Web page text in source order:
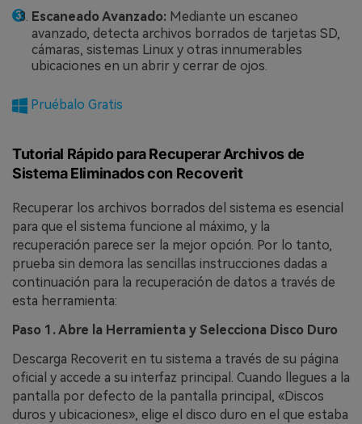
Escaneado Avanzado: Mediante un escaneo
avanzado, detecta archivos borrados de tarjetas SD,
cámaras, sistemas Linux y otras innumerables
ubicaciones en un abrir y cerrar de ojos.
Pruébalo Gratis
Tutorial Rápido para Recuperar Archivos de
Sistema Eliminados con Recoverit
Recuperar los archivos borrados del sistema es esencial
para que el sistema funcione al máximo, y la
recuperación parece ser la mejor opción. Por lo tanto,
prueba sin demora las sencillas instrucciones dadas a
continuación para la recuperación de datos a través de
esta herramienta:
Paso 1. Abre la Herramienta y Selecciona Disco Duro
Descarga Recoverit en tu sistema a través de su página
oficial y accede a su interfaz principal. Cuando llegues a la
pantalla por defecto de la pantalla principal, «Discos
duros y ubicaciones», elige el disco duro en el que estaba